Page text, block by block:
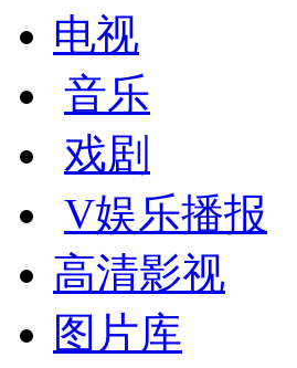
电视
音乐
戏剧
V娱乐播报
高清影视
图片库